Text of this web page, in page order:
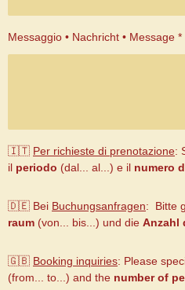
Messaggio • Nachricht • Message *
🇮🇹 Per richieste di prenotazione:
il periodo (dal... al...) e il numero
🇩🇪 Bei Buchungsanfragen: Bitte
raum (von... bis...) und die Anzahl
🇬🇧 Booking inquiries: Please
(from... to...) and the number of